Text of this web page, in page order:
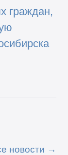
граждан,
новости